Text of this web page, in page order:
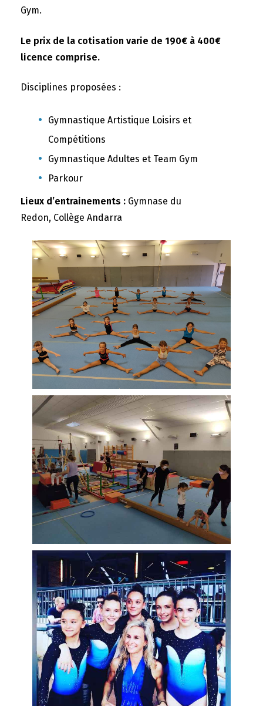
Gym.
Le prix de la cotisation varie de 190€ à 400€
licence comprise.
Disciplines proposées :
Gymnastique Artistique Loisirs et
Compétitions
Gymnastique Adultes et Team Gym
Parkour
Lieux d’entrainements : Gymnase du
Redon, Collège Andarra